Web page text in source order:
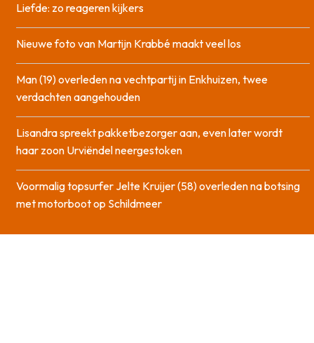
Liefde: zo reageren kijkers
Nieuwe foto van Martijn Krabbé maakt veel los
Man (19) overleden na vechtpartij in Enkhuizen, twee
verdachten aangehouden
Lisandra spreekt pakketbezorger aan, even later wordt
haar zoon Urviëndel neergestoken
Voormalig topsurfer Jelte Kruijer (58) overleden na botsing
met motorboot op Schildmeer